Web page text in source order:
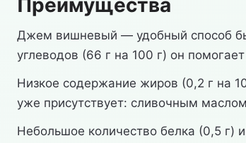
Преимущества
Джем вишневый — удобный способ
углеводов (66 г на 100 г) он
Низкое содержание жиров (0,2 г на
уже присутствует: сливочным
Небольшое количество белка (0,5 г)